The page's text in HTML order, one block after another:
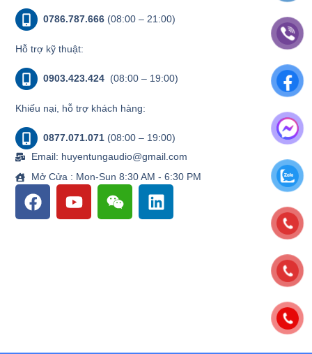
0786.787.666 (08:00 – 21:00)
Hỗ trợ kỹ thuật:
0903.423.424 (08:00 – 19:00)
Khiếu nại, hỗ trợ khách hàng:
0877.071.071 (08:00 – 19:00)
Email: huyentungaudio@gmail.com
Mở Cửa : Mon-Sun 8:30 AM - 6:30 PM